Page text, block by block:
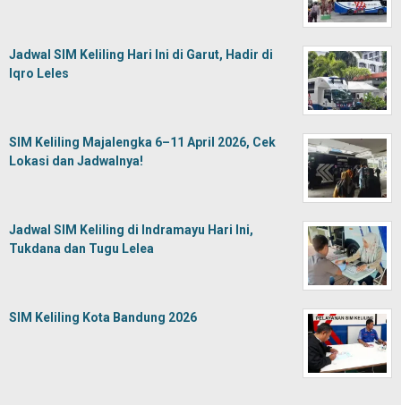
Jadwal SIM Keliling Hari Ini di Garut, Hadir di
Iqro Leles
SIM Keliling Majalengka 6–11 April 2026, Cek
Lokasi dan Jadwalnya!
Jadwal SIM Keliling di Indramayu Hari Ini,
Tukdana dan Tugu Lelea
SIM Keliling Kota Bandung 2026